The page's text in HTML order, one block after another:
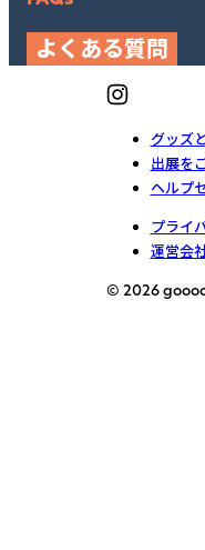
よくある質問
グッズ
出展を
ヘルプ
プライ
運営会
© 2026